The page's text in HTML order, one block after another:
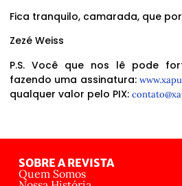
Fica tranquilo, camarada, que
Zezé Weiss
P.S. Você que nos lê pode
fazendo uma assinatura:
qualquer valor pelo PIX:
SOBRE A REVISTA
Quem Somos